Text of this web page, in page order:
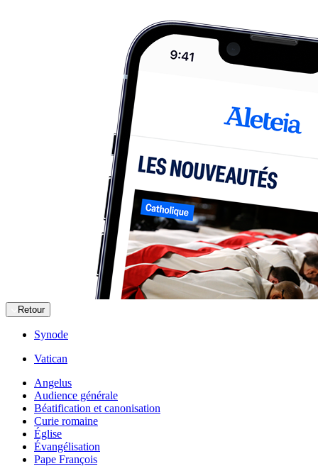
Retour
Synode
Vatican
Angelus
Audience générale
Béatification et canonisation
Curie romaine
Église
Évangélisation
Pape François